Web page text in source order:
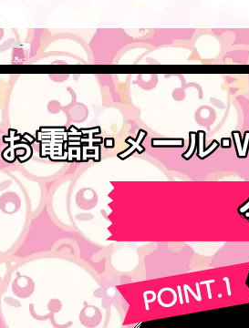
お電話･メール
お電話･メール